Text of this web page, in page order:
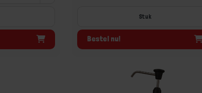
Stuk
Bestel nu!